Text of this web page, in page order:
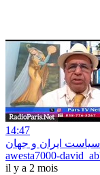
14:47
سیاست ایران و جهان
awesta7000-
il y a 2 mois